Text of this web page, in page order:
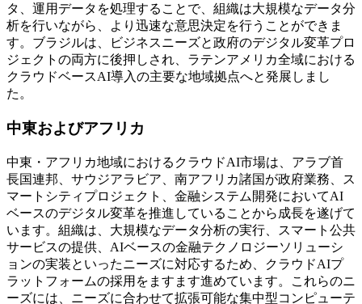
タ、運用データを処理することで、組織は大規模なデータ分
析を行いながら、より迅速な意思決定を行うことができま
す。ブラジルは、ビジネスニーズと政府のデジタル変革プロ
ジェクトの両方に後押しされ、ラテンアメリカ全域における
クラウドベースAI導入の主要な地域拠点へと発展しまし
た。
中東およびアフリカ
中東・アフリカ地域におけるクラウドAI市場は、アラブ首
長国連邦、サウジアラビア、南アフリカ諸国が政府業務、ス
マートシティプロジェクト、金融システム開発においてAI
ベースのデジタル変革を推進していることから成長を遂げて
います。組織は、大規模なデータ分析の実行、スマート公共
サービスの提供、AIベースの金融テクノロジーソリューシ
ョンの実装といったニーズに対応するため、クラウドAIプ
ラットフォームの採用をますます進めています。これらのニ
ーズには、ニーズに合わせて拡張可能な集中型コンピューテ